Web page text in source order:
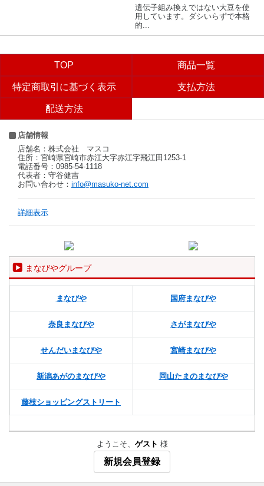
遺伝子組み換えではない大豆を使
用しています。ダシいらずで本格
的...
TOP 商品一覧
特定商取引に基づく表示 支払方法
配送方法
店舗情報
店舗名：株式会社 マスコ
住所：宮崎県宮崎市赤江大字赤江字飛江田1253-1
電話番号：0985-54-1118
代表者：守谷健吉
お問い合わせ： info@masuko-net.com
詳細表示
まなびやグループ
まなびや 国府まなびや
奈良まなびや さがまなびや
せんだいまなびや 宮崎まなびや
新潟あがのまなびや 岡山たまのまなびや
藤枝ショッピングストリート
ようこそ、 ゲスト 様
新規会員登録